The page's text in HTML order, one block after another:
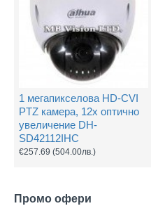
1 мегапикселова HD-CVI
PTZ камера, 12х оптично
увеличение DH-
SD42112IHC
€257.69 (504.00лв.)
Промо офери